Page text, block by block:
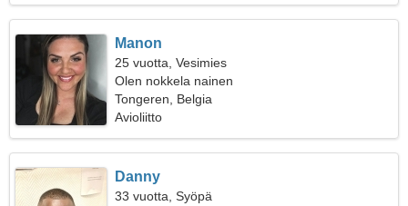
Manon
25 vuotta, Vesimies
Olen nokkela nainen
Tongeren, Belgia
Avioliitto
Danny
33 vuotta, Syöpä